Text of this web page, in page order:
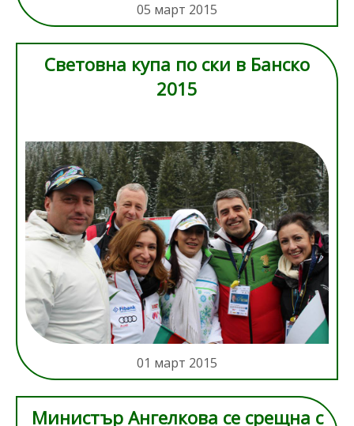
05 март 2015
Световна купа по ски в Банско
2015
3.jpg
01 март 2015
Министър Ангелкова се срещна с